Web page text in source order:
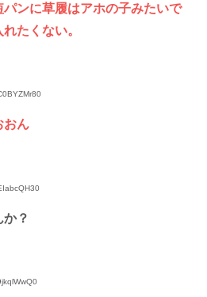
ンに草履はアホの子みたいで
たくない。
おん
？